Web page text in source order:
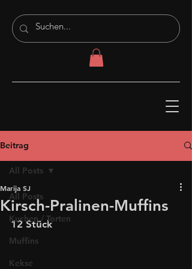
Beitrag
All Posts
Kuchen / Torten
Muffins
Kekse
All Posts
Kirsch-Pralinen-Muffins
Marija SJ
12 Stück